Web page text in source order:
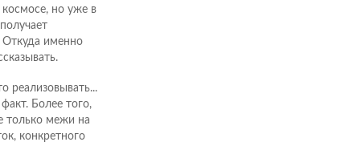
но уже в
Откуда именно
реализовывать...
Более того,
только межи на
конкретного